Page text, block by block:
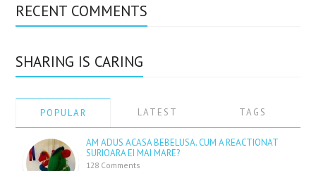
RECENT COMMENTS
SHARING IS CARING
POPULAR LATEST TAGS
AM ADUS ACASA BEBELUSA. CUM A REACTIONAT
SURIOARA EI MAI MARE?
128 Comments